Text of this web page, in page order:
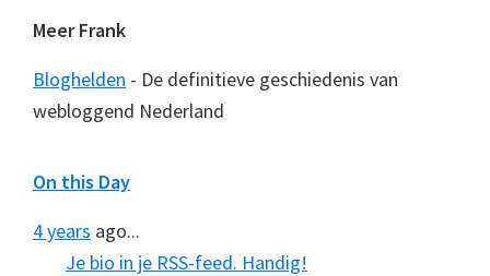
Meer Frank
Bloghelden - De definitieve geschiedenis van
webloggend Nederland
On this Day
4 years ago...
Je bio in je RSS-feed. Handig!